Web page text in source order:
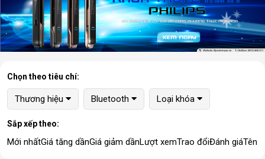
Chọn theo tiêu chí:
Thương hiệu Bluetooth Loại khóa
Sắp xếp theo:
Mới nhấtGiá tăng dầnGiá giảm dầnLượt xemTrao đổiĐánh giáTên